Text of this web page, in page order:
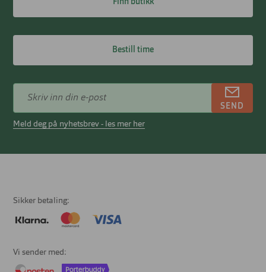
Finn butikk
Bestill time
SEND
Meld deg på nyhetsbrev - les mer her
Sikker betaling
Vi sender med